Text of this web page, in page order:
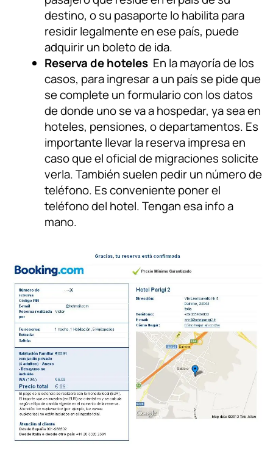
destino, o su pasaporte lo habilita para
residir legalmente en ese país, puede
adquirir un boleto de ida.
Reserva de hoteles En la mayoría de los
casos, para ingresar a un país se pide que
se complete un formulario con los datos
de donde uno se va a hospedar, ya sea en
hoteles, pensiones, o departamentos. Es
importante llevar la reserva impresa en
caso que el oficial de migraciones solicite
verla. También suelen pedir un número de
teléfono. Es conveniente poner el
teléfono del hotel. Tengan esa info a
mano.